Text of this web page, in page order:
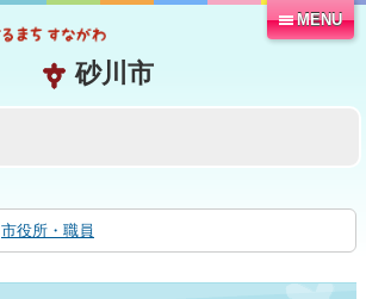
MENU
市役所・職員